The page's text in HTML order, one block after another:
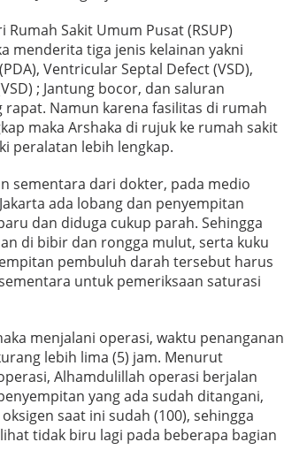
Sakit Umum Pusat (RSUP)
menderita tiga jenis kelainan yakni
Ventricular Septal Defect (VSD),
; Jantung bocor, dan saluran
Namun karena fasilitas di rumah
maka Arshaka di rujuk ke rumah sakit
peralatan lebih lengkap.
sementara dari dokter, pada medio
ada lobang dan penyempitan
dan diduga cukup parah. Sehingga
di bibir dan rongga mulut, serta kuku
pembuluh darah tersebut harus
untuk pemeriksaan saturasi
menjalani operasi, waktu penanganan
lebih lima (5) jam. Menurut
Alhamdulillah operasi berjalan
yang ada sudah ditangani,
saat ini sudah (100), sehingga
tidak biru lagi pada beberapa bagian